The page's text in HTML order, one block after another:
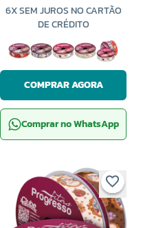
6X SEM JUROS NO CARTÃO
DE CRÉDITO
COMPRAR AGORA
Comprar no WhatsApp